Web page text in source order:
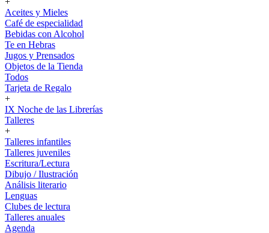
Aceites y Mieles
Café de especialidad
Bebidas con Alcohol
Te en Hebras
Jugos y Prensados
Objetos de la Tienda
Todos
Tarjeta de Regalo
+
IX Noche de las Librerías
Talleres
+
Talleres infantiles
Talleres juveniles
Escritura/Lectura
Dibujo / Ilustración
Análisis literario
Lenguas
Clubes de lectura
Talleres anuales
Agenda